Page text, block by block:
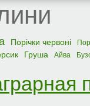
Порічки червоні
Груша Айва